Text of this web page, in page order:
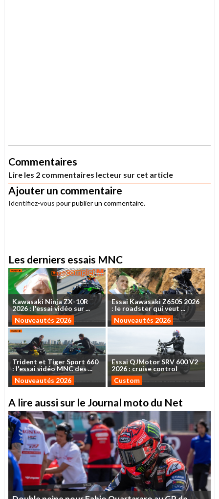
Commentaires
Lire les 2 commentaires lecteur sur cet article
Ajouter un commentaire
Identifiez-vous pour publier un commentaire.
Les derniers essais MNC
Kawasaki NinjaZX-10R
2026: l'essaividéo sur...
Nouveautés 2026
Essai KawasakiZ650S 2026
: le roadsterquiveut ...
Nouveautés 2026
Trident et TigerSport 660
: l'essaividéoMNCdes...
Nouveautés 2026
EssaiQJMotorSRV 600V2
2026 : cruise control
Custom
A lire aussi sur le Journal moto du Net